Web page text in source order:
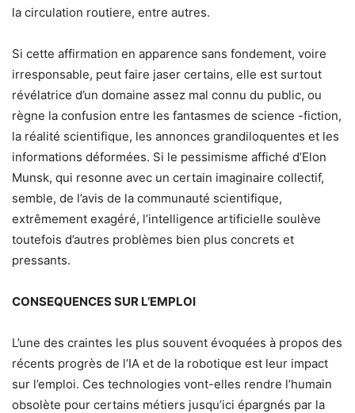
la circulation routiere, entre autres.
Si cette affirmation en apparence sans fondement, voire
irresponsable, peut faire jaser certains, elle est surtout
révélatrice d’un domaine assez mal connu du public, ou
règne la confusion entre les fantasmes de science -fiction,
la réalité scientifique, les annonces grandiloquentes et les
informations déformées. Si le pessimisme affiché d’Elon
Munsk, qui resonne avec un certain imaginaire collectif,
semble, de l’avis de la communauté scientifique,
extrêmement exagéré, l’intelligence artificielle soulève
toutefois d’autres problèmes bien plus concrets et
pressants.
CONSEQUENCES SUR L’EMPLOI
L’une des craintes les plus souvent évoquées à propos des
récents progrès de l’IA et de la robotique est leur impact
sur l’emploi. Ces technologies vont-elles rendre l’humain
obsolète pour certains métiers jusqu’ici épargnés par la